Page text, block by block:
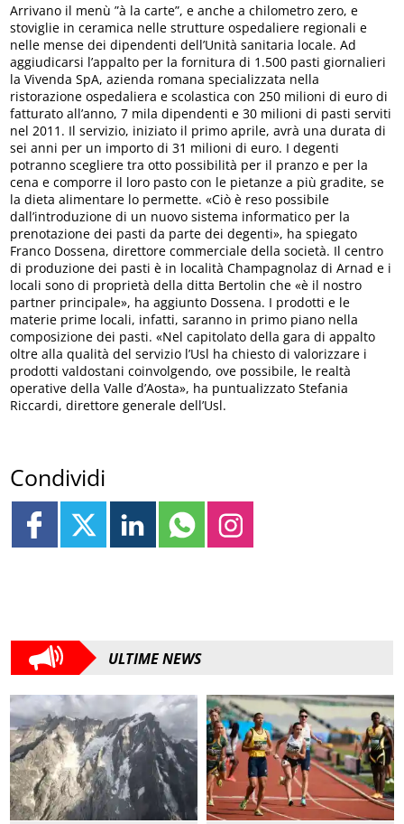
Arrivano il menù ”à la carte”, e anche a chilometro zero, e
stoviglie in ceramica nelle strutture ospedaliere regionali e
nelle mense dei dipendenti dell’Unità sanitaria locale. Ad
aggiudicarsi l’appalto per la fornitura di 1.500 pasti giornalieri
la Vivenda SpA, azienda romana specializzata nella
ristorazione ospedaliera e scolastica con 250 milioni di euro di
fatturato all’anno, 7 mila dipendenti e 30 milioni di pasti serviti
nel 2011. Il servizio, iniziato il primo aprile, avrà una durata di
sei anni per un importo di 31 milioni di euro. I degenti
potranno scegliere tra otto possibilità per il pranzo e per la
cena e comporre il loro pasto con le pietanze a più gradite, se
la dieta alimentare lo permette. «Ciò è reso possibile
dall’introduzione di un nuovo sistema informatico per la
prenotazione dei pasti da parte dei degenti», ha spiegato
Franco Dossena, direttore commerciale della società. Il centro
di produzione dei pasti è in località Champagnolaz di Arnad e i
locali sono di proprietà della ditta Bertolin che «è il nostro
partner principale», ha aggiunto Dossena. I prodotti e le
materie prime locali, infatti, saranno in primo piano nella
composizione dei pasti. «Nel capitolato della gara di appalto
oltre alla qualità del servizio l’Usl ha chiesto di valorizzare i
prodotti valdostani coinvolgendo, ove possibile, le realtà
operative della Valle d’Aosta», ha puntualizzato Stefania
Riccardi, direttore generale dell’Usl.
Condividi
ULTIME NEWS